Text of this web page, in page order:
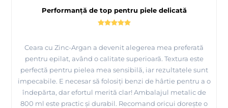
Performanță de top pentru piele delicată
Ceara cu Zinc-Argan a devenit alegerea mea preferată
pentru epilat, având o calitate superioară. Textura este
perfectă pentru pielea mea sensibilă, iar rezultatele sunt
impecabile. E necesar să folosiți benzi de hârtie pentru a o
îndepărta, dar efortul merită clar! Ambalajul metalic de
800 ml este practic și durabil. Recomand oricui dorește o